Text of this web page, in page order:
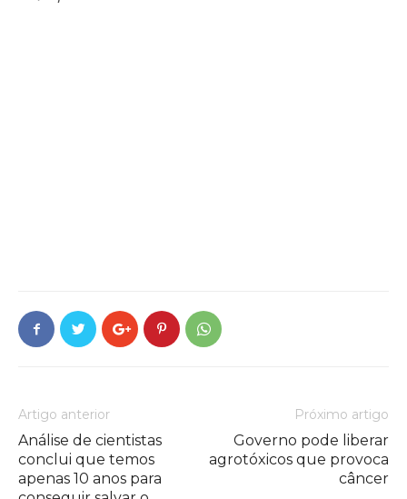
Artigo anterior
Análise de cientistas
conclui que temos
apenas 10 anos para
Próximo artigo
Governo pode liberar
agrotóxicos que provoca
câncer